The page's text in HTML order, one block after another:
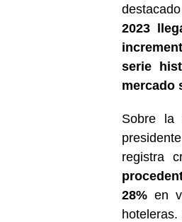
2023
serie
mercado
Sobre la
registra
28% en